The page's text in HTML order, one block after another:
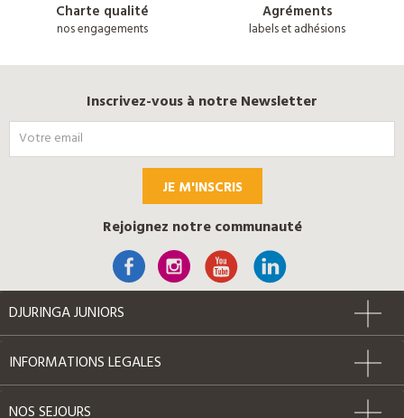
Charte qualité
nos engagements
Agréments
labels et adhésions
Inscrivez-vous à notre Newsletter
JE M'INSCRIS
Rejoignez notre communauté
DJURINGA JUNIORS
INFORMATIONS LEGALES
NOS SEJOURS